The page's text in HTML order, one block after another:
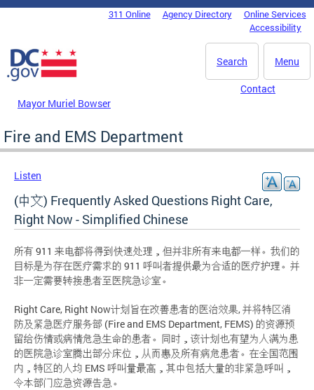
Skip to main content
DC Agency Top Menu311 Online Agency Directory
Online Services
Accessibility
Menu
Search
Mayor Muriel Bowser
Contact
Fire and EMS Department
Listen
(中文) Frequently Asked Questions Right Care,
Right Now - Simplified Chinese
所有 911 来电都将得到快速处理，但并非所有来电都一样。我们的
目标是为存在医疗需求的 911 呼叫者提供最为合适的医疗护理。并
非一定需要转接患者至医院急诊室。
Right Care, Right Now计划旨在改善患者的医治效果, 并将特区消
防及紧急医疗服务部 (Fire and EMS Department, FEMS) 的资源预
留给伤情或病情危急生命的患者。同时，该计划也有望为人满为患
的医院急诊室腾出部分床位，从而惠及所有病危患者。在全国范围
内，特区的人均 EMS 呼叫量最高，其中包括大量的非紧急呼叫，
令本部门应急资源告急。